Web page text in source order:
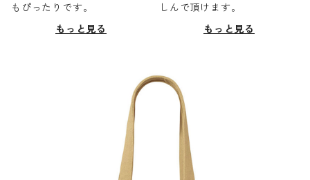
もぴったりです。
もっと見る
しんで頂けます。
もっと見る